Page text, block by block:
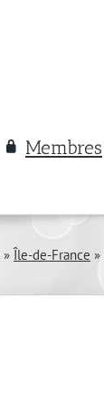
Membres
» Île-de-France »